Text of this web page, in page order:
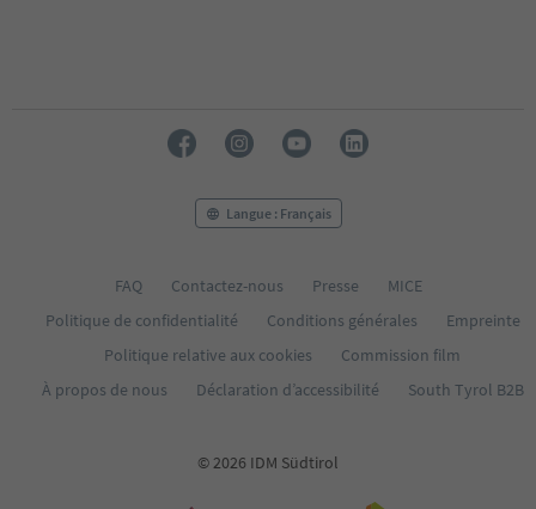
Langue : Français
FAQ Contactez-nous Presse
MICE
Politique de confidentialité
Conditions générales
Empreinte
Politique relative aux cookies
Commission film
À propos de nous
Déclaration d’accessibilité South Tyrol B2B
© 2026 IDM Südtirol